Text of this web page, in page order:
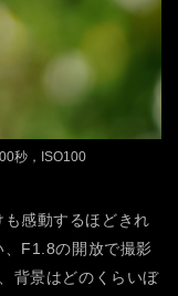
秒，ISO100
感動するほどきれ
、F1.8の開放で撮影
背景はどのくらいぼ